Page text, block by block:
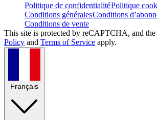
Politique de confidentialitéPolitique
Conditions généralesConditions
Conditions de vente
This site is protected by reCAPTCHA, and
Policy and Terms of Service apply.
Français